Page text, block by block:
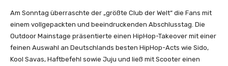
Am Sonntag überraschte der „größte Club der Welt“ die Fans mit
einem vollgepackten und beeindruckenden Abschlusstag. Die
Outdoor Mainstage präsentierte einen HipHop-Takeover mit einer
feinen Auswahl an Deutschlands besten HipHop-Acts wie Sido,
Kool Savas, Haftbefehl sowie Juju und ließ mit Scooter einen